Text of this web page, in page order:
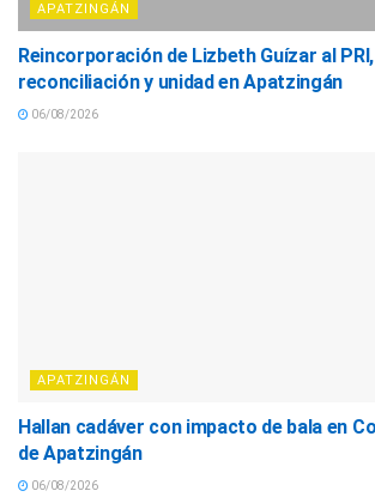
APATZINGÁN
Reincorporación de Lizbeth Guízar al
reconciliación y unidad en Apatzingán
06/08/2026
APATZINGÁN
Hallan cadáver con impacto de bala en
de Apatzingán
06/08/2026